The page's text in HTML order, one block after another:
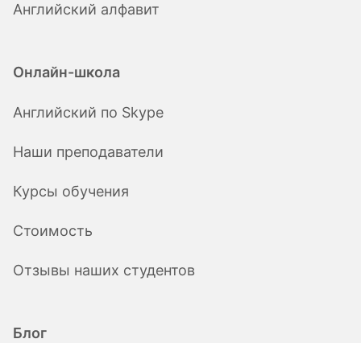
Английский алфавит
Онлайн-школа
Английский по Skype
Наши преподаватели
Курсы обучения
Стоимость
Отзывы наших студентов
Блог